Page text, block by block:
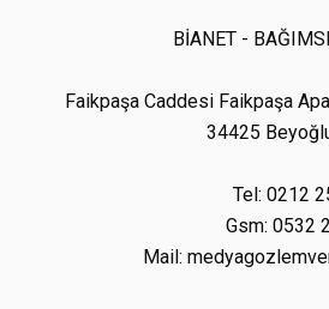
BİANET -
Faikpaşa Caddesi Faikpaşa
34425
Tel: 0212
Gsm: 0532
Mail: